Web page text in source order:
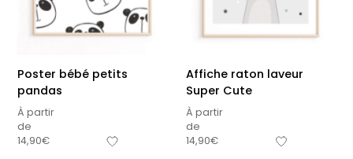
Poster bébé petits
pandas
À partir
de
14,90€
Affiche raton laveur
Super Cute
À partir
de
14,90€